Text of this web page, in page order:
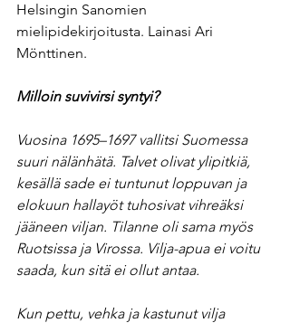
Helsingin Sanomien
mielipidekirjoitusta. Lainasi Ari
Mönttinen.
Milloin suvivirsi syntyi?
Vuosina 1695–1697 vallitsi Suomessa
suuri nälänhätä. Talvet olivat ylipitkiä,
kesällä sade ei tuntunut loppuvan ja
elokuun hallayöt tuhosivat vihreäksi
jääneen viljan. Tilanne oli sama myös
Ruotsissa ja Virossa. Vilja-apua ei voitu
saada, kun sitä ei ollut antaa.
Kun pettu, vehka ja kastunut vilja